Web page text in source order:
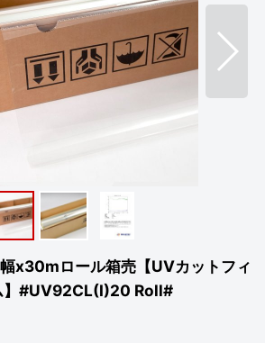
x30mロール箱売【UVカットフィ
#UV92CL(I)20 Roll#